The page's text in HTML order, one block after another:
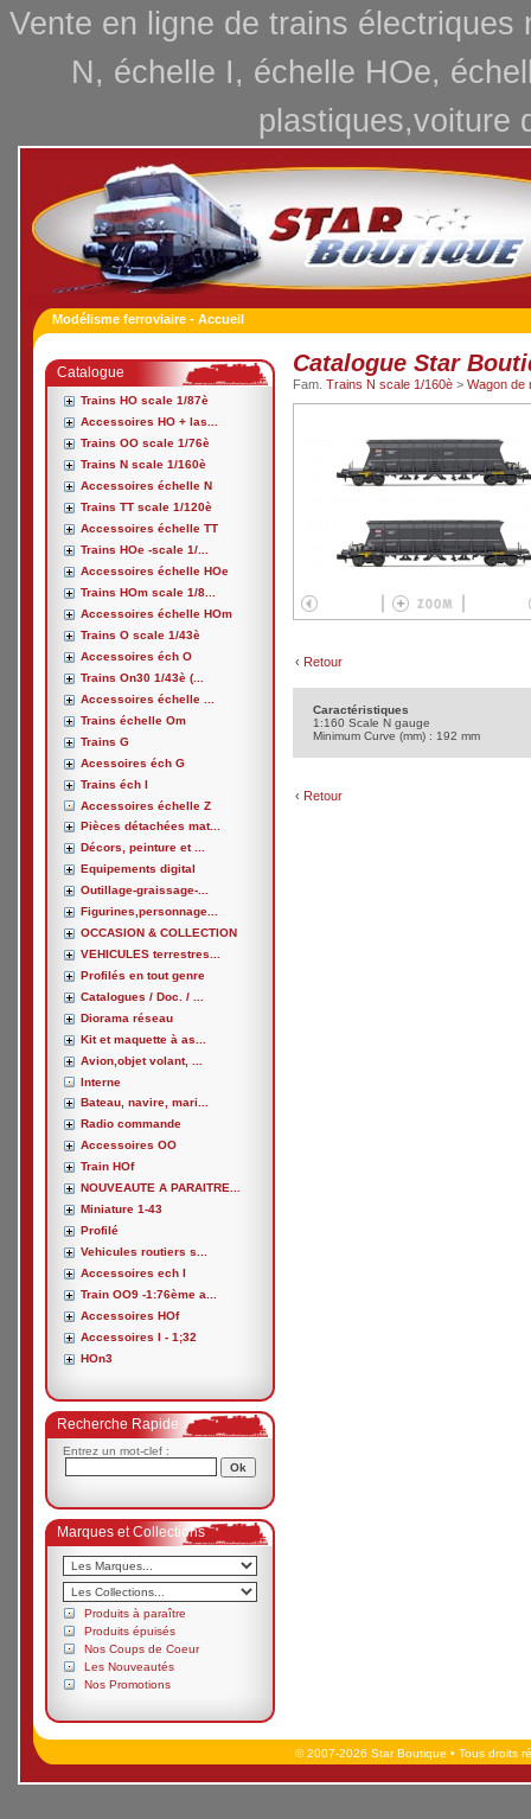
Vente en ligne de trains
N, échelle I, échelle HOe,
plastiques,voiture
Modélisme ferroviaire - Accueil
Catalogue
Trains HO scale 1/87è
Accessoires HO + las...
Trains OO scale 1/76è
Trains N scale 1/160è
Accessoires échelle N
Trains TT scale 1/120è
Accessoires échelle TT
Trains HOe -scale 1/...
Accessoires échelle HOe
Trains HOm scale 1/8...
Accessoires échelle HOm
Trains O scale 1/43è
Accessoires éch O
Trains On30 1/43è (...
Accessoires échelle ...
Trains échelle Om
Trains G
Acessoires éch G
Trains éch I
Accessoires échelle Z
Pièces détachées mat...
Décors, peinture et ...
Equipements digital
Outillage-graissage-...
Figurines,personnage...
OCCASION & COLLECTION
VEHICULES terrestres...
Profilés en tout genre
Catalogues / Doc. / ...
Diorama réseau
Kit et maquette à as...
Avion,objet volant, ...
Interne
Bateau, navire, mari...
Radio commande
Accessoires OO
Train HOf
NOUVEAUTE A PARAITRE...
Miniature 1-43
Profilé
Vehicules routiers s...
Accessoires ech I
Train OO9 -1:76ème a...
Accessoires HOf
Accessoires I - 1;32
HOn3
Recherche Rapide
Entrez un mot-clef :
Marques et Collections
Produits à paraître
Produits épuisés
Nos Coups de Coeur
Les Nouveautés
Nos Promotions
Catalogue Star
Fam. Trains N scale 1/160è > Wagon de
‹ Retour
Caractéristiques
1:160 Scale N gauge
Minimum Curve (mm) : 192 mm
‹ Retour
© 2007-2026 Star Boutique • Tous droits